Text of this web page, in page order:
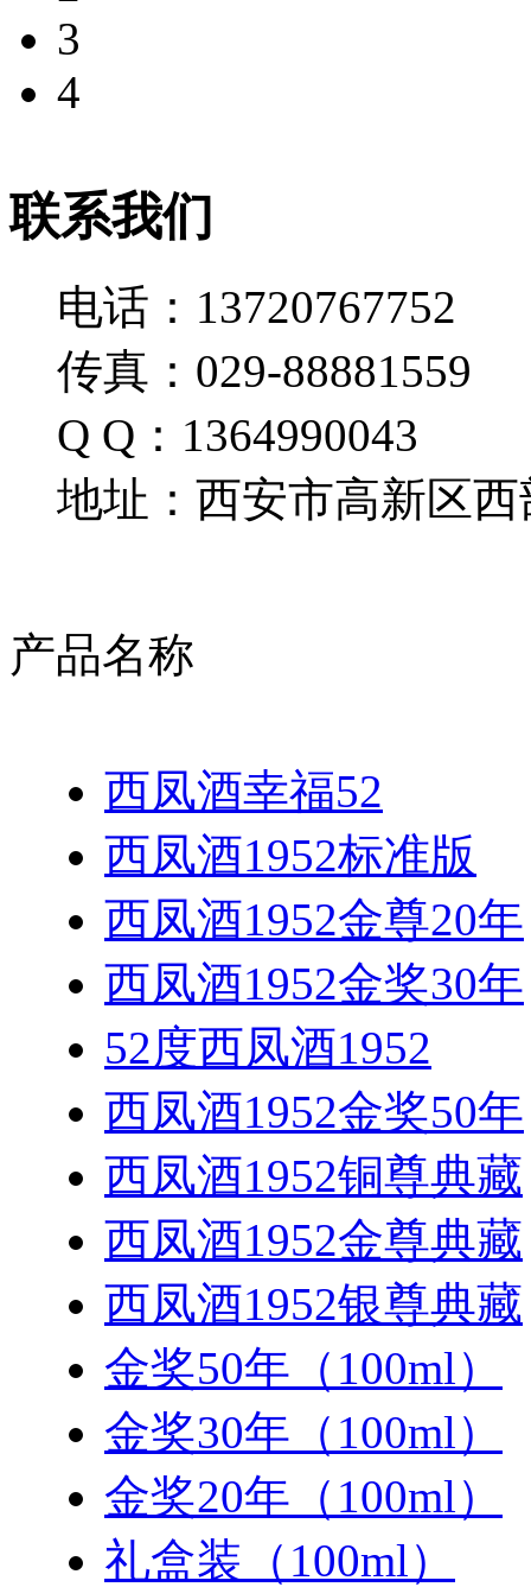
3
4
联系我们
电话：13720767752
传真：029-88881559
Q Q：1364990043
地址：西安市高新区西
产品名称
西凤酒幸福52
西凤酒1952标准版
西凤酒1952金尊20年
西凤酒1952金奖30年
52度西凤酒1952
西凤酒1952金奖50年
西凤酒1952铜尊典藏
西凤酒1952金尊典藏
西凤酒1952银尊典藏
金奖50年（100ml）
金奖30年（100ml）
金奖20年（100ml）
礼盒装（100ml）